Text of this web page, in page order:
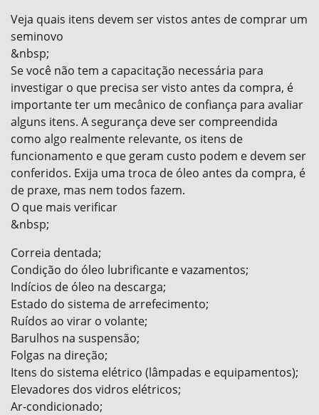
Veja quais itens devem ser vistos antes de comprar um
seminovo
&nbsp;
Se você não tem a capacitação necessária para
investigar o que precisa ser visto antes da compra, é
importante ter um mecânico de confiança para avaliar
alguns itens. A segurança deve ser compreendida
como algo realmente relevante, os itens de
funcionamento e que geram custo podem e devem ser
conferidos. Exija uma troca de óleo antes da compra, é
de praxe, mas nem todos fazem.
O que mais verificar
&nbsp;
Correia dentada;
Condição do óleo lubrificante e vazamentos;
Indícios de óleo na descarga;
Estado do sistema de arrefecimento;
Ruídos ao virar o volante;
Barulhos na suspensão;
Folgas na direção;
Itens do sistema elétrico (lâmpadas e equipamentos);
Elevadores dos vidros elétricos;
Ar-condicionado;